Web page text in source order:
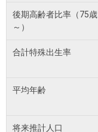
後期高齢者比率（75歳
～）
合計特殊出生率
平均年齢
将来推計人口